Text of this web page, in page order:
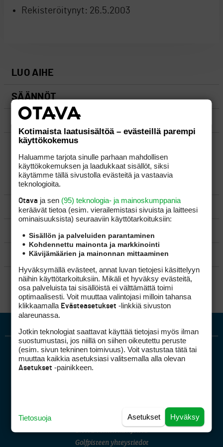
Rekisteröitynyt: 26.5.2003
LUO AIHE
SÄÄNNÖT
OHJEET
UUSIMMAT VIESTIKETJUT
YLEISTÄ
VÄLINEET
MATKAILU
KILPAGOLF & HARJOITTELU
SÄÄNNÖT
Mediahinnasto
Golfpisteen yhteystiedot
Kotimaista laatusisältöä – evästeillä parempi
käyttökokemus
Haluamme tarjota sinulle parhaan mahdollisen
käyttökokemuksen ja laadukkaat sisällöt, siksi
käytämme tällä sivustolla evästeitä ja vastaavia
teknologioita.
Otava ja sen (95) teknologia- ja mainoskumppania
keräävät tietoa (esim. vierailemis­tasi sivuista ja laitteesi
ominaisuuk­sista) seuraaviin käyttötarkoituksiin:
Sisällön ja palveluiden parantaminen
Kohdennettu mainonta ja markkinointi
Kävijämäärien ja mainonnan mittaaminen
Hyväksymällä evästeet, annat luvan tietojesi käsittelyyn
näihin käyttötarkoituksiin. Mikäli et hyväksy evästeitä,
osa palveluista tai sisällöistä ei välttämättä toimi
optimaalisesti. Voit muuttaa valintojasi milloin tahansa
klikkaamalla Evästeasetukset -linkkiä sivuston
alareunassa.
Jotkin teknologiat saattavat käyttää tietojasi myös ilman
suostumustasi, jos niillä on siihen oikeutettu peruste
(esim. sivun tekninen toimivuus). Voit vastustaa tätä tai
muuttaa kaikkia asetuksiasi valitsemalla alla olevan
Asetukset -painikkeen.
Hyväksy
Asetukset
Tietosuoja